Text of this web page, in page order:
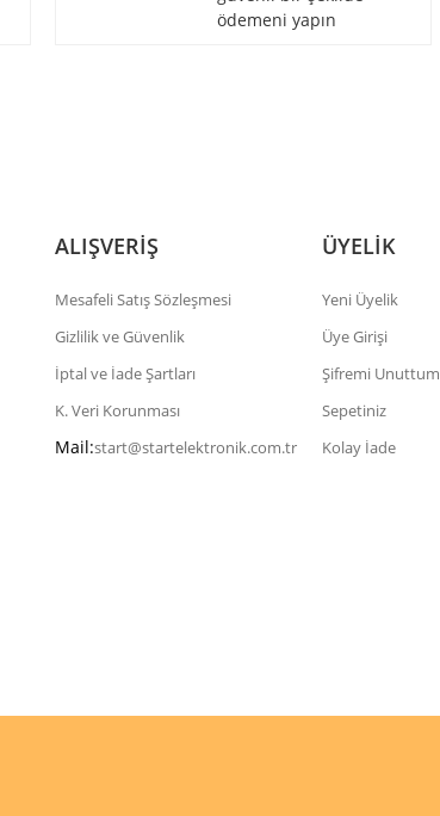
ödemeni yapın
ALIŞVERİŞ
Mesafeli Satış Sözleşmesi
Gizlilik ve Güvenlik
İptal ve İade Şartları
K. Veri Korunması
Mail:start@startelektronik.com.tr
ÜYELİK
Yeni Üyelik
Üye Girişi
Şifremi Unuttum
Sepetiniz
Kolay İade